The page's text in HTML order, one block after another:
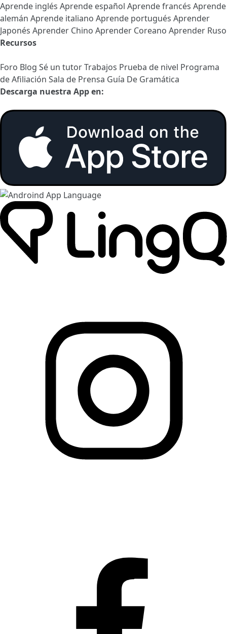
Aprende inglés Aprende español Aprende francés Aprende
alemán Aprende italiano Aprende portugués Aprender
Japonés Aprender Chino Aprender Coreano Aprender Ruso
Recursos
Foro Blog Sé un tutorTrabajos Prueba de nivel Programa
de Afiliación Sala de Prensa Guía De Gramática
Descarga nuestra App en: